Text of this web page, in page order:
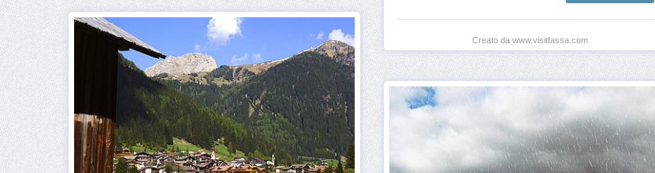
Creato da www.visitfassa.com